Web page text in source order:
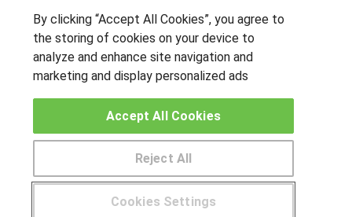
Pide más información al centro
OTROS GRUPOS DE INTERES
Locos por las becas
By clicking “Accept All Cookies”, you agree to
the storing of cookies on your device to
analyze and enhance site navigation and
marketing and display personalized ads
Cookies Settings
Reject All
Accept All Cookies